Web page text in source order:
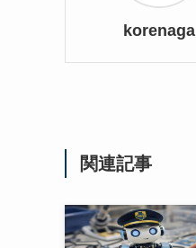
korenaga
関連記事